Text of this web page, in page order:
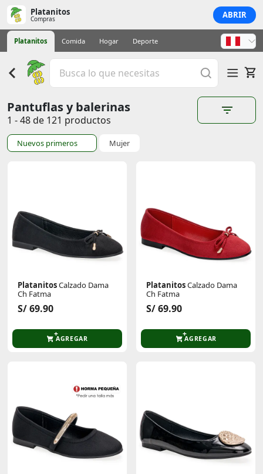
Platanitos
Compras ABRIR
Platanitos Comida Hogar Deporte
Pantuflas y balerinas
1 - 48 de 121 productos
Nuevos primeros Mujer
PlatanitosCalzado Dama
Ch Fatma
S/ 69.90
AGREGAR
PlatanitosCalzado Dama
Ch Fatma
S/ 69.90
AGREGAR